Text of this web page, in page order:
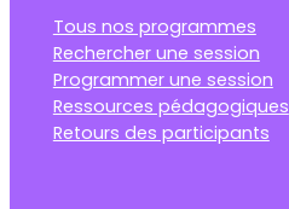
Tous nos programmes
Rechercher une session
Programmer une session
Ressources pédagogiques
Retours des participants